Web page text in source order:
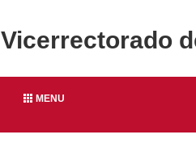
Vicerrectorado
MENU